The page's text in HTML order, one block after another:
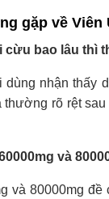
gặp về Viên
cừu bao lâu thì
nhận thấy
thường rõ rệt
và
và 80000mg